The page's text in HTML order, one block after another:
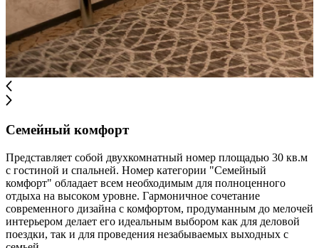
Семейный комфорт
Представляет собой двухкомнатный номер площадью 30 кв.м
с гостиной и спальней. Номер категории "Семейный
комфорт" обладает всем необходимым для полноценного
отдыха на высоком уровне. Гармоничное сочетание
современного дизайна с комфортом, продуманным до мелочей
интерьером делает его идеальным выбором как для деловой
поездки, так и для проведения незабываемых выходных с